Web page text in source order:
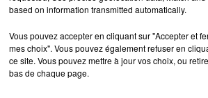
Matadora
KAROL G
RADIO
based on information transmitted automatically.
Vous pouvez accepter en cliquant sur "Accepter et
mes choix". Vous pouvez également refuser en
ce site. Vous pouvez mettre à jour vos choix, ou
bas de chaque page.